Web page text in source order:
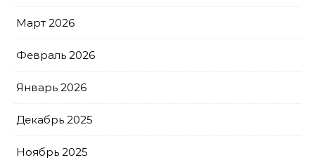
Март 2026
Февраль 2026
Январь 2026
Декабрь 2025
Ноябрь 2025